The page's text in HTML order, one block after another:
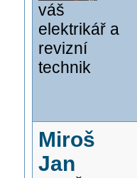
váš
elektrikář a
revizní
technik
Miroš
Jan